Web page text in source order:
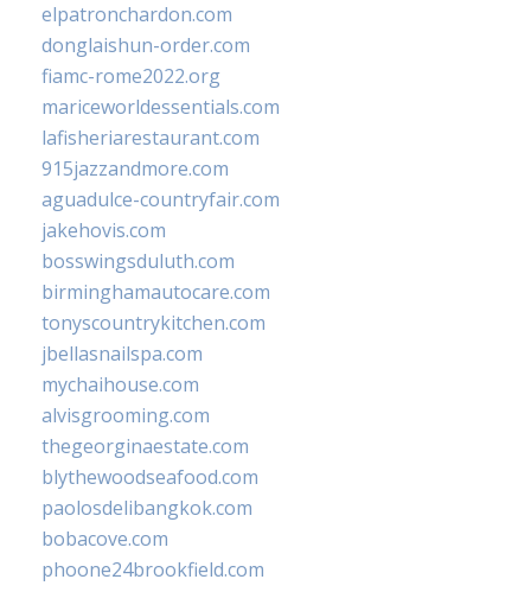
elpatronchardon.com
donglaishun-order.com
fiamc-rome2022.org
mariceworldessentials.com
lafisheriarestaurant.com
915jazzandmore.com
aguadulce-countryfair.com
jakehovis.com
bosswingsduluth.com
birminghamautocare.com
tonyscountrykitchen.com
jbellasnailspa.com
mychaihouse.com
alvisgrooming.com
thegeorginaestate.com
blythewoodseafood.com
paolosdelibangkok.com
bobacove.com
phoone24brookfield.com